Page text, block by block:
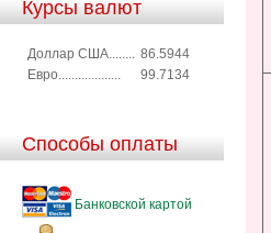
Курсы валют
Доллар США........ 86.5944
Евро...................
99.7134
Способы оплаты
Банковской картой